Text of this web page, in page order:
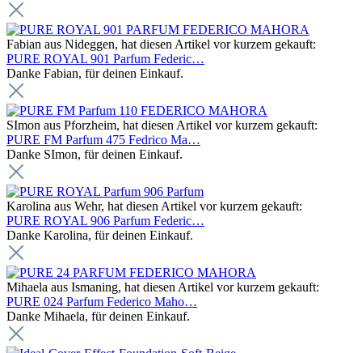
Fabian aus Nideggen, hat diesen Artikel vor kurzem gekauft:
PURE ROYAL 901 Parfum Federic…
Danke Fabian, für deinen Einkauf.
SImon aus Pforzheim, hat diesen Artikel vor kurzem gekauft:
PURE FM Parfum 475 Fedrico Ma…
Danke SImon, für deinen Einkauf.
Karolina aus Wehr, hat diesen Artikel vor kurzem gekauft:
PURE ROYAL 906 Parfum Federic…
Danke Karolina, für deinen Einkauf.
Mihaela aus Ismaning, hat diesen Artikel vor kurzem gekauft:
PURE 024 Parfum Federico Maho…
Danke Mihaela, für deinen Einkauf.